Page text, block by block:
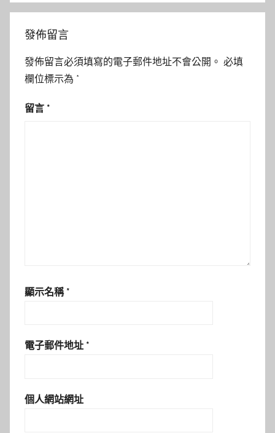
發佈留言
發佈留言必須填寫的電子郵件地址不會公開。 必填
欄位標示為 *
留言 *
顯示名稱 *
電子郵件地址 *
個人網站網址